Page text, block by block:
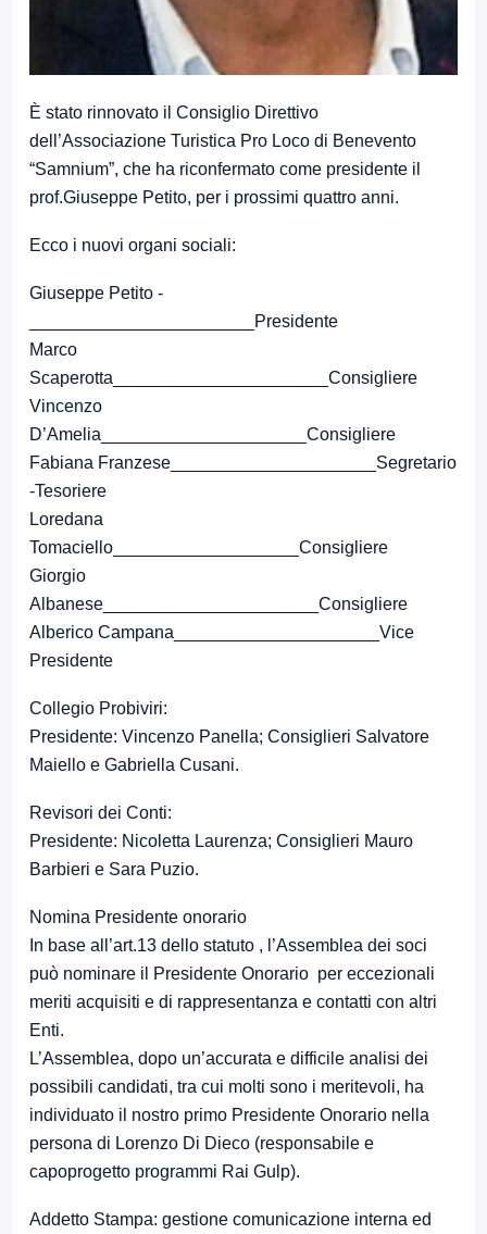
È stato rinnovato il Consiglio Direttivo
dell’Associazione Turistica Pro Loco di Benevento
“Samnium”, che ha riconfermato come presidente il
prof.Giuseppe Petito, per i prossimi quattro anni.
Ecco i nuovi organi sociali:
Giuseppe Petito ­
_______________________Presidente
Marco
Scaperotta______________________Consigliere
Vincenzo
D’Amelia_____________________Consigliere
Fabiana Franzese_____________________Segretario
-Tesoriere
Loredana
Tomaciello___________________Consigliere
Giorgio
Albanese______________________Consigliere
Alberico Campana_____________________Vice
Presidente
Collegio Probiviri:
Presidente: Vincenzo Panella; Consiglieri Salvatore
Maiello e Gabriella Cusani.
Revisori dei Conti:
Presidente: Nicoletta Laurenza; Consiglieri Mauro
Barbieri e Sara Puzio.
Nomina Presidente onorario
In base all’art.13 dello statuto , l’Assemblea dei soci
può nominare il Presidente Onorario per eccezionali
meriti acquisiti e di rappresentanza e contatti con altri
Enti.
L’Assemblea, dopo un’accurata e difficile analisi dei
possibili candidati, tra cui molti sono i meritevoli, ha
individuato il nostro primo Presidente Onorario nella
persona di Lorenzo Di Dieco (responsabile e
capoprogetto programmi Rai Gulp).
Addetto Stampa: gestione comunicazione interna ed